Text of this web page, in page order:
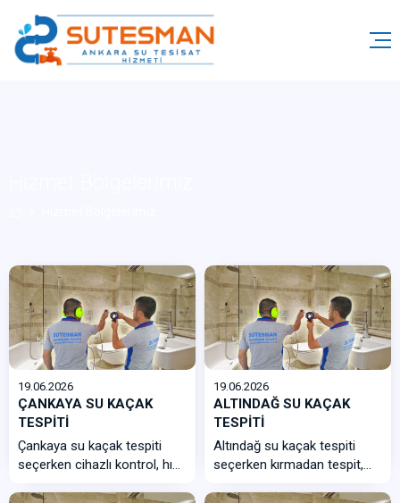
19.06.2026
ÇANKAYA SU KAÇAK
TESPİTİ
Çankaya su kaçak tespiti
seçerken cihazlı kontrol, hızlı
19.06.2026
ALTINDAĞ SU KAÇAK
TESPİTİ
Altındağ su kaçak tespiti
seçerken kırmadan tespit,